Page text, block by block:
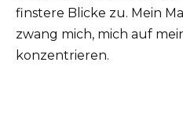
finstere Blicke zu. Mein
zwang mich, mich auf
konzentrieren.